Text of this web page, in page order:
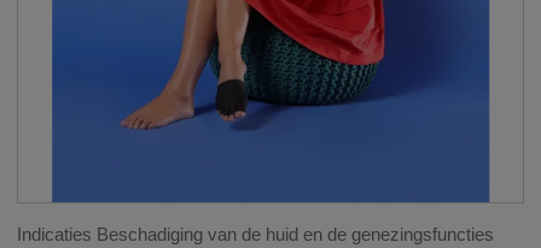
Indicaties Beschadiging van de huid en de genezingsfuncties